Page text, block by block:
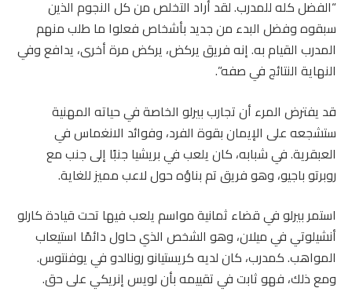
“الفضل كله للمدرب. لقد أراد التخلص من كل النجوم الذين
سبقوه وفضل البدء من جديد بأشخاص فعلوا ما طلب منهم
المدرب القيام به. إنه فريق يركض، يركض مرة أخرى، يدافع وفي
النهاية النتائج في صفه”.
قد يفترض المرء أن تجارب بيرلو الخاصة في حياته المهنية
ستشجعه على الإيمان بقوة الفرد، وفوائد الانغماس في
العبقرية. في شبابه، كان يلعب في بريشيا جنبًا إلى جنب مع
روبرتو باجيو، وهو فريق تم بناؤه حول لاعب مميز للغاية.
استمر بيرلو في قضاء ثمانية مواسم يلعب فيها تحت قيادة كارلو
أنشيلوتي في ميلان، وهو الشخص الذي حاول دائمًا استيعاب
المواهب. كمدرب، كان لديه كريستيانو رونالدو في يوفنتوس.
ومع ذلك، فهو ثابت في تقييمه بأن لويس إنريكي على حق.